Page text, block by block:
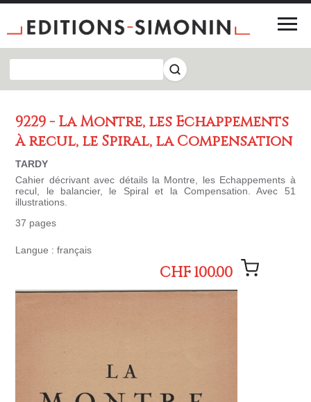
9229 - La Montre, les Echappements
à recul, le Spiral, la Compensation
TARDY
Cahier décrivant avec détails la Montre, les Echappements à
recul, le balancier, le Spiral et la Compensation. Avec 51
illustrations.
37 pages
Langue : français
CHF 100.00